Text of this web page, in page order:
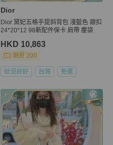
Dior
Dior 黛妃五格手提斜背包 淺藍色 銀扣
24*20*12 98新配件保卡 肩帶 塵袋
HKD 10,863
現折 200
狀況良好 台灣 免運